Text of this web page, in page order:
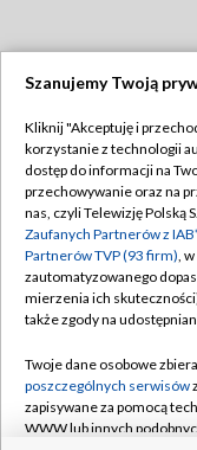
Abonament TVP
Emisja w TVP
Centrum
Naziemna
Rada Programowa
System NOS
Szanujemy Twoją
Kliknij "Akceptuję i
korzystanie z technologii
dostęp do informacji na
przechowywanie oraz na
nas, czyli Telewizję Polską
Zaufanych Partnerów z
Partnerów TVP (93 firm),
zautomatyzowanego
mierzenia ich
także zgody na
Twoje dane osobowe
poszczególnych serwisów
zapisywane za pomocą
WWW lub innych